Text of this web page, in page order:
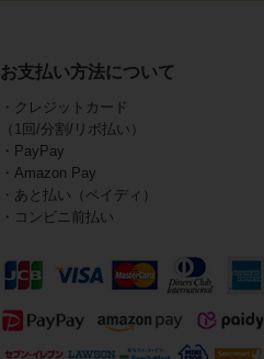
お支払い方法について
・クレジットカード
（1回/分割/リボ払い）
・PayPay
・Amazon Pay
・あと払い（ペイディ）
・コンビニ前払い